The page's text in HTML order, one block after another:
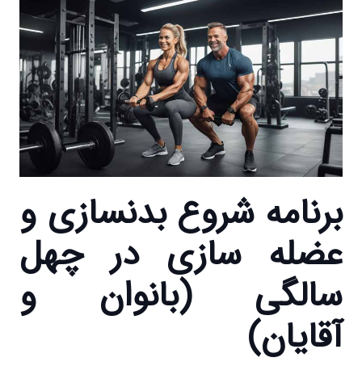
برنامه شروع بدنسازی و
عضله سازی در چهل
سالگی (بانوان و
آقایان)